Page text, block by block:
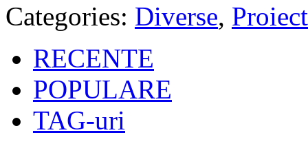
Categories: Diverse,
RECENTE
POPULARE
TAG-uri